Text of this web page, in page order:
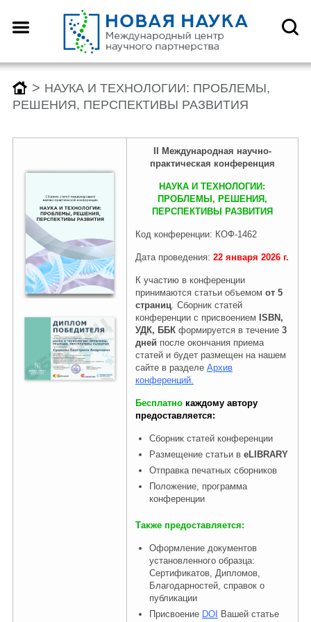
> НАУКА И ТЕХНОЛОГИИ: ПРОБЛЕМЫ,
РЕШЕНИЯ, ПЕРСПЕКТИВЫ РАЗВИТИЯ
II Международная научно-
практическая конференция
НАУКА И ТЕХНОЛОГИИ:
ПРОБЛЕМЫ, РЕШЕНИЯ,
ПЕРСПЕКТИВЫ РАЗВИТИЯ
Код конференции: КОФ-1462
Дата проведения: 22 января 2026г.
К участию в конференции
принимаются статьи объемом от 5
страниц. Сборник статей
конференции с присвоением ISBN,
УДК, ББКформируется в течение3
дней после окончания приема
статей и будет размещен на нашем
сайте в разделе Архив
конференций.
Бесплатно каждому автору
предоставляется:
Сборник статей конференции
Размещение статьи в eLIBRARY
Отправка печатных сборников
Положение, программа
конференции
Также предоставляется:
Оформление документов
установленного образца:
Сертификатов, Дипломов,
Благодарностей, справок о
публикации
Присвоение DOI Вашей статье